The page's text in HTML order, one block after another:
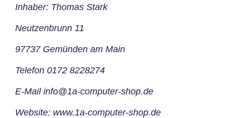
Inhaber: Thomas Stark
Neutzenbrunn 11
97737 Gemünden am Main
Telefon 0172 8228274
E-Mail info@1a-computer-shop.de
Website: www.1a-computer-shop.de